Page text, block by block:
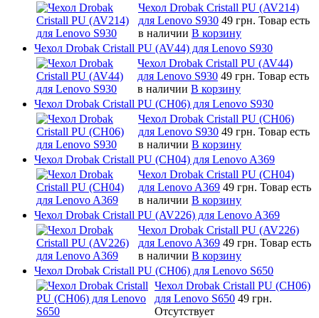
Чехол Drobak Cristall PU (AV214)
для Lenovo S930 49 грн. Товар есть
в наличии В корзину
Чехол Drobak Cristall PU (AV44) для Lenovo S930
Чехол Drobak Cristall PU (AV44)
для Lenovo S930 49 грн. Товар есть
в наличии В корзину
Чехол Drobak Cristall PU (CH06) для Lenovo S930
Чехол Drobak Cristall PU (CH06)
для Lenovo S930 49 грн. Товар есть
в наличии В корзину
Чехол Drobak Cristall PU (CH04) для Lenovo A369
Чехол Drobak Cristall PU (CH04)
для Lenovo A369 49 грн. Товар есть
в наличии В корзину
Чехол Drobak Cristall PU (AV226) для Lenovo A369
Чехол Drobak Cristall PU (AV226)
для Lenovo A369 49 грн. Товар есть
в наличии В корзину
Чехол Drobak Cristall PU (CH06) для Lenovo S650
Чехол Drobak Cristall PU (CH06)
для Lenovo S650 49 грн.
Отсутствует